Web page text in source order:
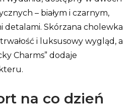
– białym i czarnym,
detalami. Skórzana cholewka
i luksusowy wygląd, a
Charms” dodaje
na co dzień